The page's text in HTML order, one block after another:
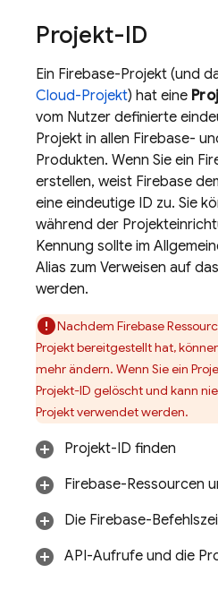
Projekt-ID
Ein Firebase-Projekt (und
Cloud-Projekt) hat eine
vom Nutzer definierte
Projekt in allen Firebase-
Produkten. Wenn Sie ein
erstellen, weist Firebase
eine eindeutige ID zu. Sie
während der
Kennung sollte im
Alias zum Verweisen auf
werden.
Nachdem Firebase
Projekt bereitgestellt hat,
mehr ändern. Wenn Sie ein
Projekt-ID gelöscht und kann
Projekt verwendet werden.
Projekt-ID finden
Firebase-Ressourcen
Die Firebase-
API-Aufrufe und die